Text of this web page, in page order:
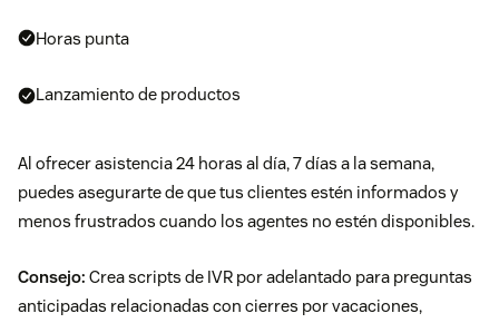
Horas punta
Lanzamiento de productos
Al ofrecer asistencia 24 horas al día, 7 días a la semana,
puedes asegurarte de que tus clientes estén informados y
menos frustrados cuando los agentes no estén disponibles.
Consejo: Crea scripts de IVR por adelantado para preguntas
anticipadas relacionadas con cierres por vacaciones,